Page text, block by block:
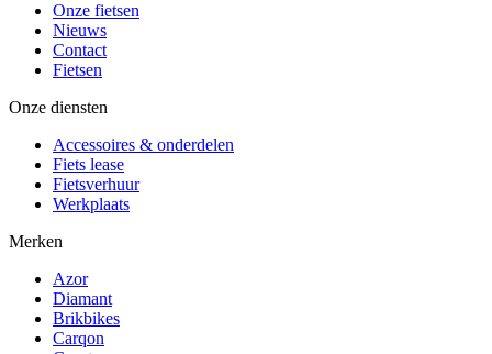
Onze fietsen
Nieuws
Contact
Fietsen
Onze diensten
Accessoires & onderdelen
Fiets lease
Fietsverhuur
Werkplaats
Merken
Azor
Diamant
Brikbikes
Carqon